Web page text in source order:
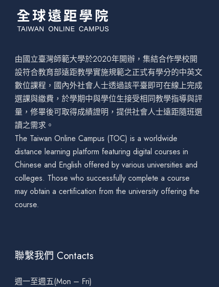
由國立臺灣師範大學於2020年開辦，集結合作學校開
設符合教育部遠距教學實施規範之正式有學分的中英文
數位課程，國內外社會人士透過該平臺即可在線上完成
選課與繳費，於學期中與學位生接受相同教學指導與評
量，修畢後可取得成績證明，提供社會人士遠距隨班選
讀之需求。
The Taiwan Online Campus (TOC) is a worldwide
distance learning platform featuring digital courses in
Chinese and English offered by various universities and
colleges. Those who successfully complete a course
may obtain a certification from the university offering the
course.
聯繫我們 Contacts
週一至週五(Mon – Fri)